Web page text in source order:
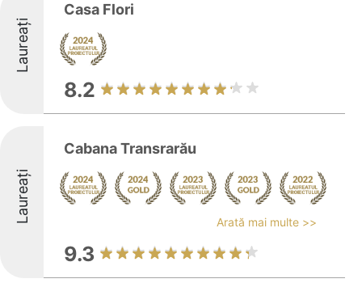
Laureați
Casa Flori
8.2
Laureați
Cabana Transrarău
Arată mai multe >>
9.3